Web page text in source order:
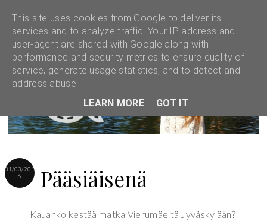
31/03/201
6
Pääsiäisenä
Kauanko kestää matka Vierumäeltä Jyväskylään?
This site uses cookies from Google to deliver its
services and to analyze traffic. Your IP address and
user-agent are shared with Google along with
performance and security metrics to ensure quality of
service, generate usage statistics, and to detect and
address abuse.
LEARN MORE
GOT IT